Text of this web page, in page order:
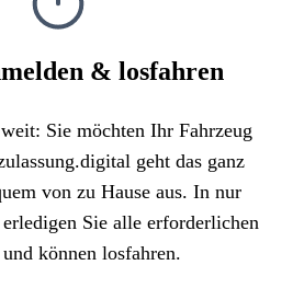
& losfahren
Sie möchten Ihr Fahrzeug
geht das ganz
von zu Hause aus. In nur
Sie alle erforderlichen
können losfahren.